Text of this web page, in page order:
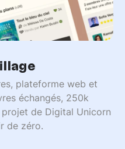
plateforme web et
échangés, 250k
de Digital Unicorn
de zéro.